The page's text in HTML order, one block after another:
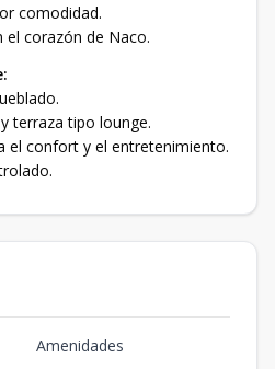
comodidad.
el corazón de Naco.
y terraza tipo lounge.
el confort y el entretenimiento.
Amenidades